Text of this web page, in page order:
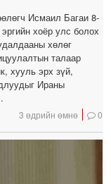
Исмаил Багаи 8-
хоёр улс болох
хөлөг
талаар
хууль эрх зүй,
Ираны
3 өдрийн өмнө 0